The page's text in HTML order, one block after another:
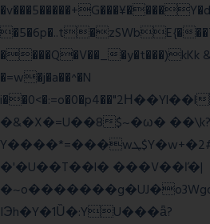
�5�6p�..t�zSWbE{�
����Q�V��_�y�t���)kKk
�=w�j�a��^�N
�&�X�=U��8$~�ω�
Y����*=���wܛ$Y�w+�2#"�@,��-}��c�P-
�'�U��T��l� ���V��ľ�|
IЭh�Y�1Ȕ�:YU���ǟ?